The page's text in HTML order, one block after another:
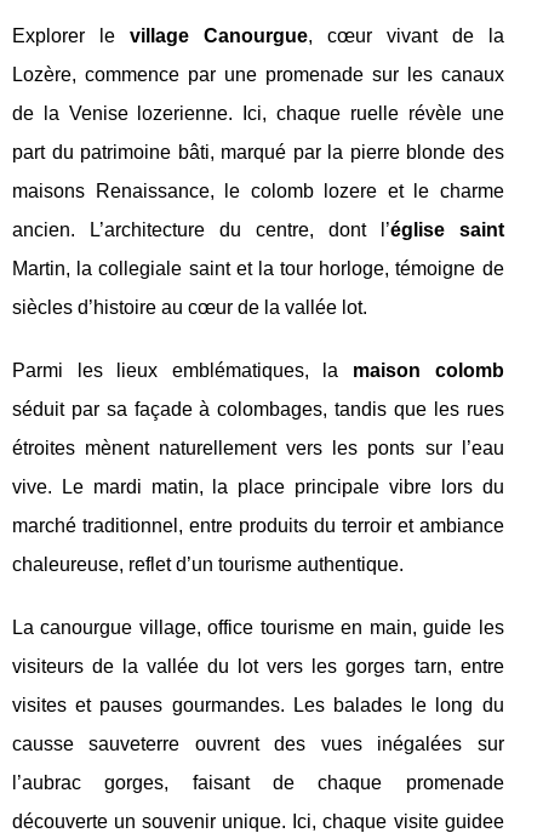
Explorer le village Canourgue, cœur vivant de la
Lozère, commence par une promenade sur les canaux
de la Venise lozerienne. Ici, chaque ruelle révèle une
part du patrimoine bâti, marqué par la pierre blonde des
maisons Renaissance, le colomb lozere et le charme
ancien. L’architecture du centre, dont l’église saint
Martin, la collegiale saint et la tour horloge, témoigne de
siècles d’histoire au cœur de la vallée lot.
Parmi les lieux emblématiques, la maison colomb
séduit par sa façade à colombages, tandis que les rues
étroites mènent naturellement vers les ponts sur l’eau
vive. Le mardi matin, la place principale vibre lors du
marché traditionnel, entre produits du terroir et ambiance
chaleureuse, reflet d’un tourisme authentique.
La canourgue village, office tourisme en main, guide les
visiteurs de la vallée du lot vers les gorges tarn, entre
visites et pauses gourmandes. Les balades le long du
causse sauveterre ouvrent des vues inégalées sur
l’aubrac gorges, faisant de chaque promenade
découverte un souvenir unique. Ici, chaque visite guidee